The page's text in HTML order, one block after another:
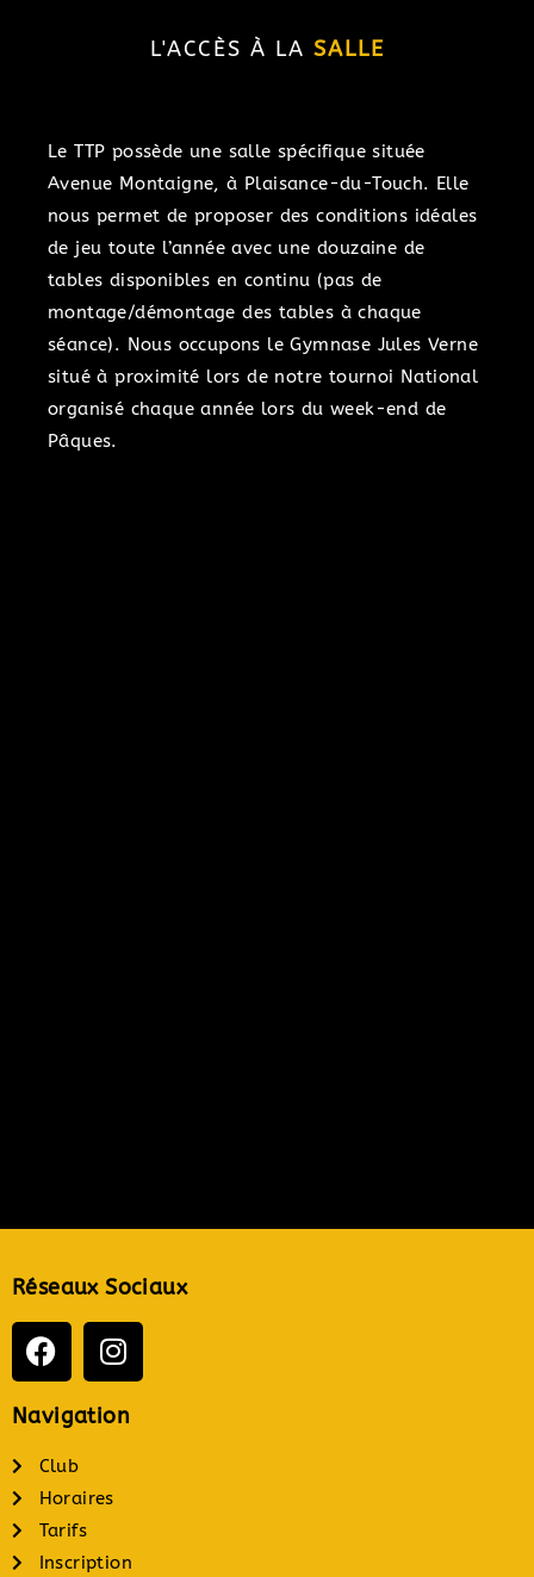
L'ACCÈS À LA SALLE
Le TTP possède une salle spécifique située
Avenue Montaigne, à Plaisance-du-Touch. Elle
nous permet de proposer des conditions idéales
de jeu toute l’année avec une douzaine de
tables disponibles en continu (pas de
montage/démontage des tables à chaque
séance). Nous occupons le Gymnase Jules Verne
situé à proximité lors de notre tournoi National
organisé chaque année lors du week-end de
Pâques.
Réseaux Sociaux
Navigation
Club
Horaires
Tarifs
Inscription